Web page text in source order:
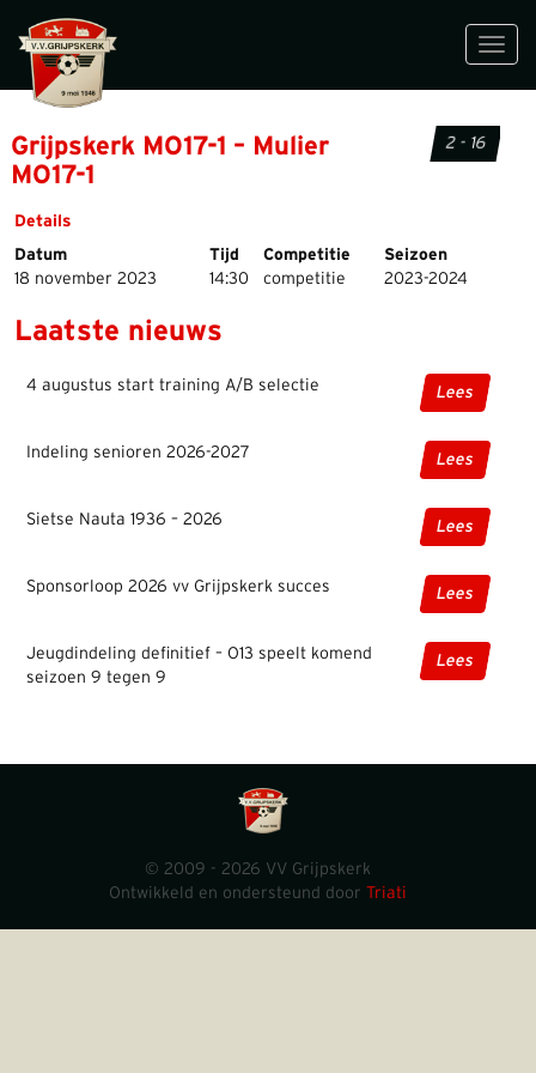
Grijpskerk MO17-1 – Mulier
MO17-1
2 - 16
Details
Datum
Tijd Competitie
Seizoen
18 november 2023
14:30 competitie 2023-2024
Laatste nieuws
4 augustus start training A/B selectie Lees
Indeling senioren 2026-2027 Lees
Sietse Nauta 1936 – 2026 Lees
Sponsorloop 2026 vv Grijpskerk succes Lees
Jeugdindeling definitief – O13 speelt komend
seizoen 9 tegen 9
Lees
© 2009 - 2026 VV Grijpskerk
Ontwikkeld en ondersteund door Triati